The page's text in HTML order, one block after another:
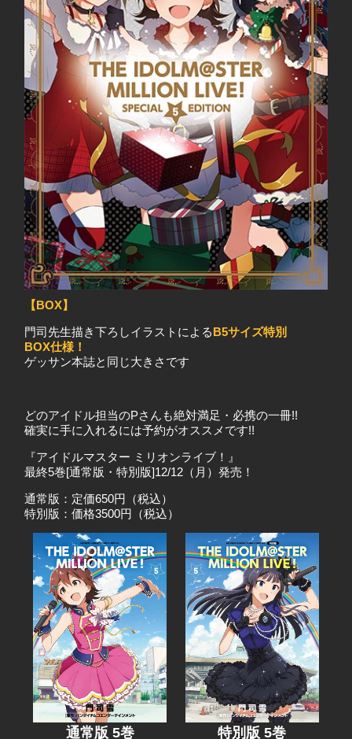
【BOX】
門司先生描き下ろしイラストによるB5サイズ特別
BOX仕様！
ゲッサン本誌と同じ大きさです
どのアイドル担当のPさんも絶対満足・必携の一冊!!
確実に手に入れるには予約がオススメです!!
『アイドルマスター ミリオンライブ！』
最終5巻[通常版・特別版]12/12（月）発売！
通常版：定価650円（税込）
特別版：価格3500円（税込）
通常版 5巻 特別版 5巻